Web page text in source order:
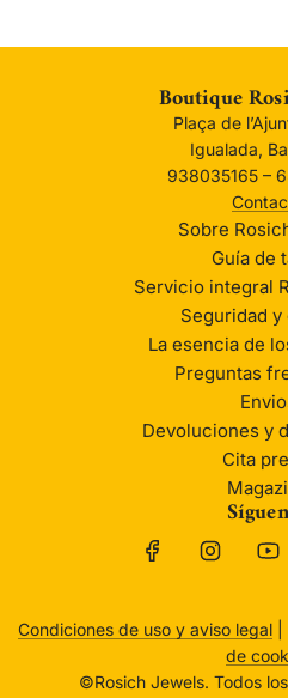
Boutique
Plaça de
Igualada,
938035165 –
Sobre
Guía de
Servicio integral
Seguridad y
La esencia de
Preguntas
Devoluciones y
Cita
Condiciones de uso y aviso legal
de
©Rosich Jewels. Todos